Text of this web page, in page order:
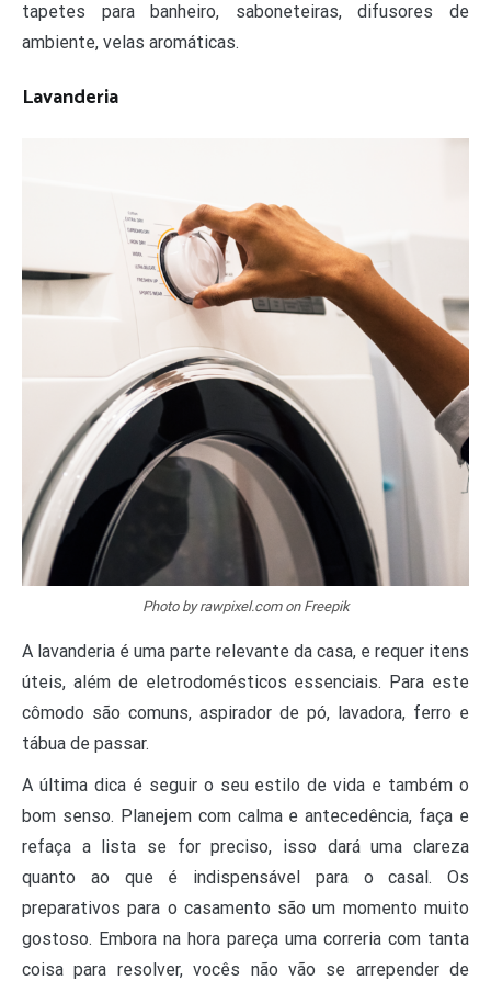
tapetes para banheiro, saboneteiras, difusores de
ambiente, velas aromáticas.
Lavanderia
Photo by rawpixel.com on Freepik
A lavanderia é uma parte relevante da casa, e requer itens
úteis, além de eletrodomésticos essenciais. Para este
cômodo são comuns, aspirador de pó, lavadora, ferro e
tábua de passar.
A última dica é seguir o seu estilo de vida e também o
bom senso. Planejem com calma e antecedência, faça e
refaça a lista se for preciso, isso dará uma clareza
quanto ao que é indispensável para o casal. Os
preparativos para o casamento são um momento muito
gostoso. Embora na hora pareça uma correria com tanta
coisa para resolver, vocês não vão se arrepender de